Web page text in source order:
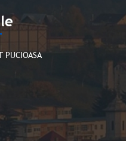
PUCIOASA